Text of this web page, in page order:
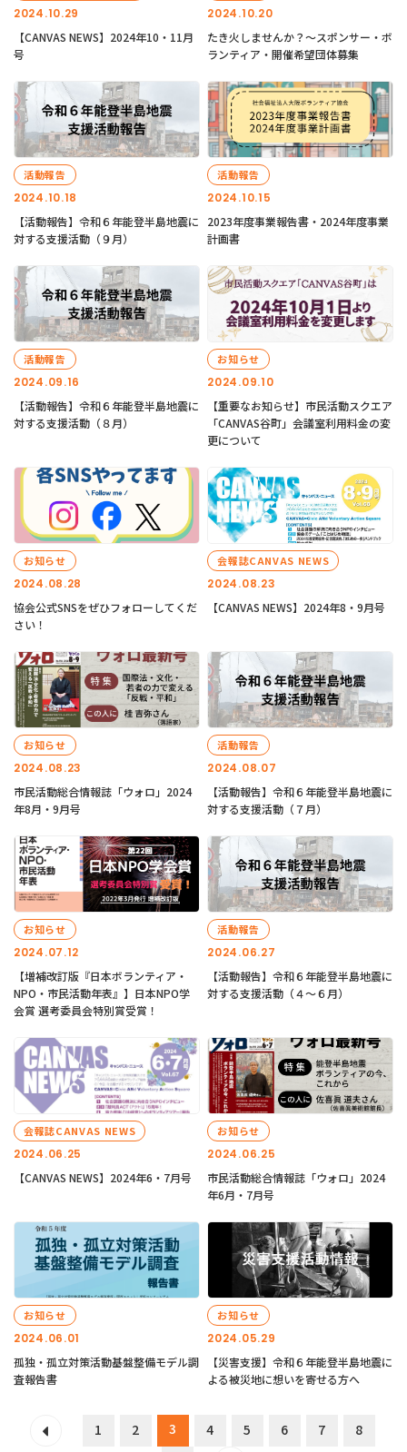
2024.10.29
【CANVAS NEWS】2024年10・11月
号
2024.10.20
たき火しませんか？～スポンサー・ボ
ランティア・開催希望団体募集
2024.10.18
活動報告
【活動報告】令和６年能登半島地震に
対する支援活動（９月）
2024.10.15
活動報告
2023年度事業報告書・2024年度事業
計画書
2024.09.16
活動報告
【活動報告】令和６年能登半島地震に
対する支援活動（８月）
2024.09.10
お知らせ
【重要なお知らせ】市民活動スクエア
「CANVAS谷町」会議室利用料金の変
更について
2024.08.28
お知らせ
協会公式SNSをぜひフォローしてくだ
さい！
2024.08.23
会報誌CANVAS NEWS
【CANVAS NEWS】2024年8・9月号
2024.08.23
お知らせ
市民活動総合情報誌「ウォロ」2024
年8月・9月号
2024.08.07
活動報告
【活動報告】令和６年能登半島地震に
対する支援活動（７月）
2024.07.12
お知らせ
【増補改訂版『日本ボランティア・
NPO・市民活動年表』】日本NPO学
会賞 選考委員会特別賞受賞！
2024.06.27
活動報告
【活動報告】令和６年能登半島地震に
対する支援活動（４〜６月）
2024.06.25
会報誌CANVAS NEWS
【CANVAS NEWS】2024年6・7月号
2024.06.25
お知らせ
市民活動総合情報誌「ウォロ」2024
年6月・7月号
2024.06.01
お知らせ
孤独・孤立対策活動基盤整備モデル調
査報告書
2024.05.29
お知らせ
【災害支援】令和６年能登半島地震に
よる被災地に想いを寄せる方へ
1 2 3 4 5 6 7
8